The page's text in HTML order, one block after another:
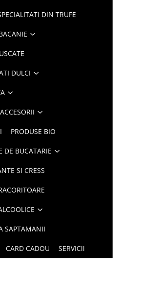
DIN TRUFE
DULCI
PRODUSE BIO
DE BUCATARIE
SI CRESS
SAPTAMANII
CARD CADOU SERVICII